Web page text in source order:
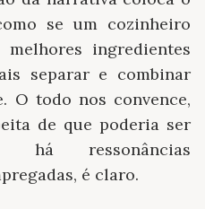
se um cozinheiro
ingredientes
separar e combinar
O todo nos convence,
de que poderia ser
há ressonâncias
é claro.